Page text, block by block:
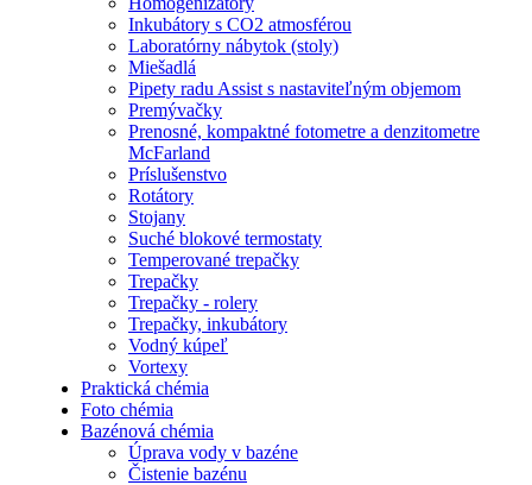
Inkubátory s CO2 atmosférou
Laboratórny nábytok (stoly)
Miešadlá
Pipety radu Assist s nastaviteľným objemom
Premývačky
Prenosné, kompaktné fotometre a denzitometre
McFarland
Príslušenstvo
Rotátory
Stojany
Suché blokové termostaty
Temperované trepačky
Trepačky
Trepačky - rolery
Trepačky, inkubátory
Vodný kúpeľ
Vortexy
Praktická chémia
Foto chémia
Bazénová chémia
Úprava vody v bazéne
Čistenie bazénu